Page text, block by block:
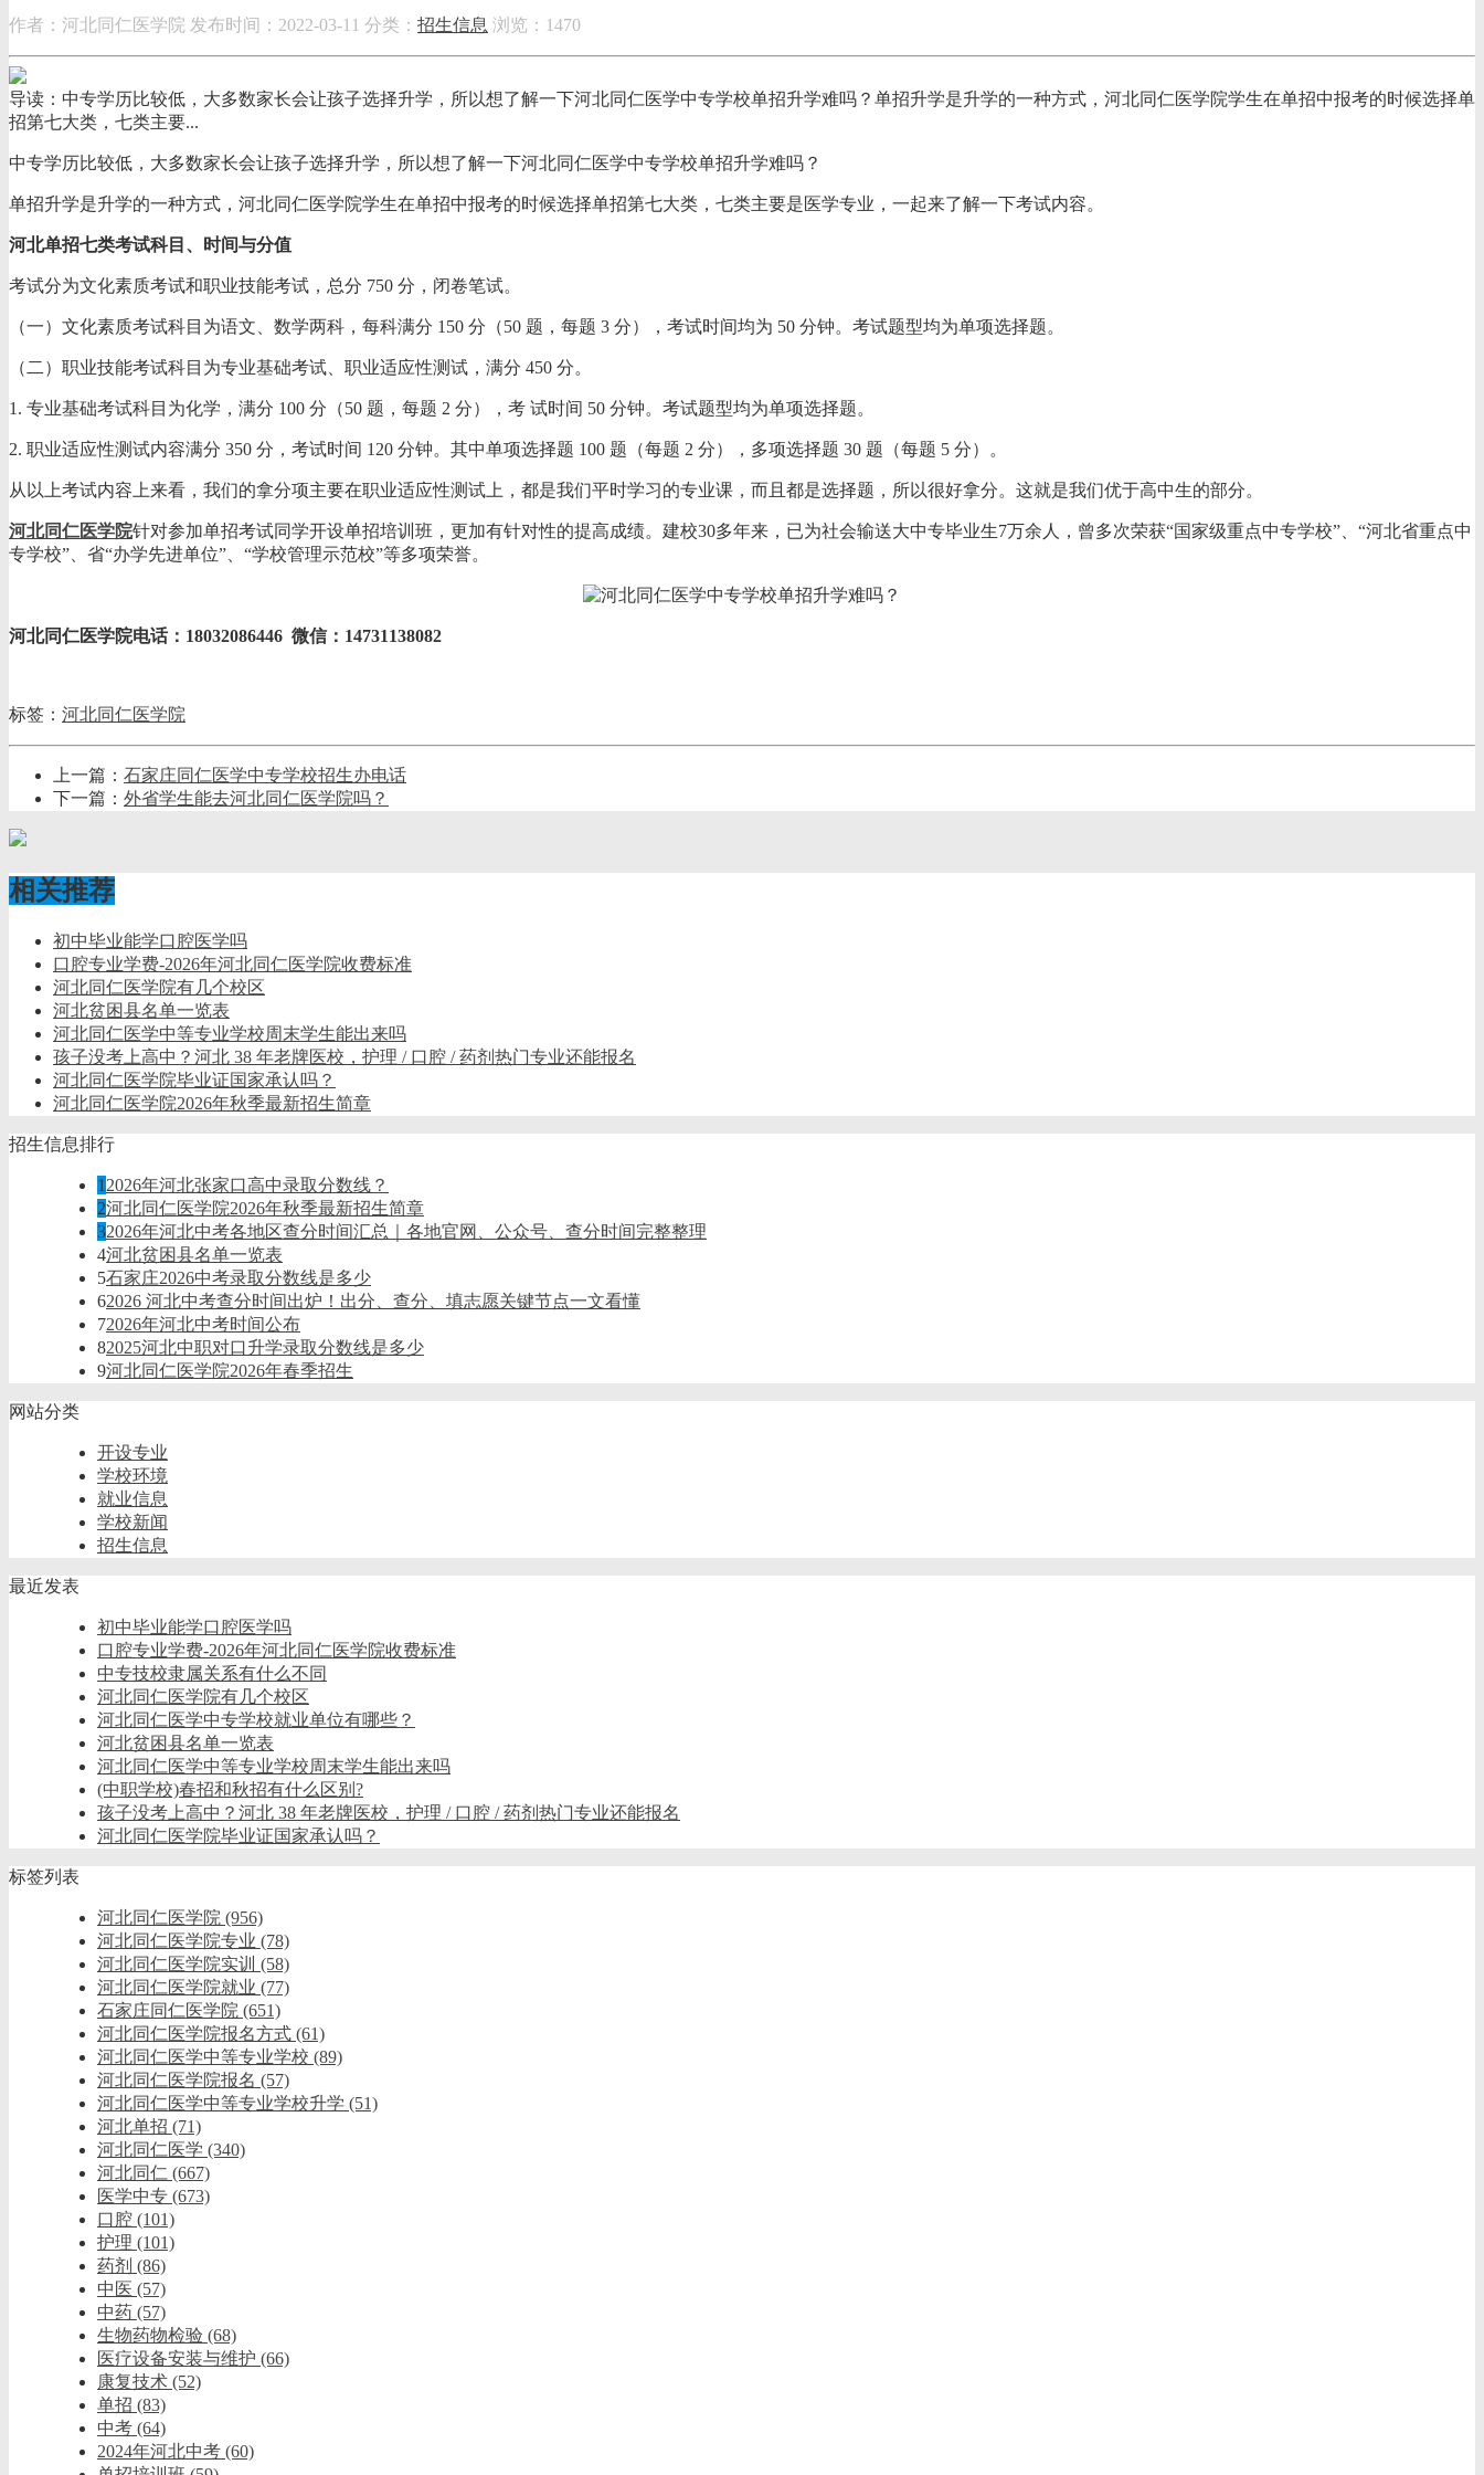
作者：河北同仁医学院 发布时间：2022-03-11 分类： 招生信息 浏览：1470
导读：中专学历比较低，大多数家长会让孩子选择升学，所以想了解一下河北同仁医学中专学校单招升学难吗？单招升学是升学的一种方式，河北同仁医学院学生在单招中报考的时候选择单
招第七大类，七类主要...
中专学历比较低，大多数家长会让孩子选择升学，所以想了解一下河北同仁医学中专学校单招升学难吗？
单招升学是升学的一种方式，河北同仁医学院学生在单招中报考的时候选择单招第七大类，七类主要是医学专业，一起来了解一下考试内容。
河北单招七类考试科目、时间与分值
考试分为文化素质考试和职业技能考试，总分 750 分，闭卷笔试。
（一）文化素质考试科目为语文、数学两科，每科满分 150 分（50 题，每题 3 分），考试时间均为 50 分钟。考试题型均为单项选择题。
（二）职业技能考试科目为专业基础考试、职业适应性测试，满分 450 分。
1. 专业基础考试科目为化学，满分 100 分（50 题，每题 2 分），考 试时间 50 分钟。考试题型均为单项选择题。
2. 职业适应性测试内容满分 350 分，考试时间 120 分钟。其中单项选择题 100 题（每题 2 分），多项选择题 30 题（每题 5 分）。
从以上考试内容上来看，我们的拿分项主要在职业适应性测试上，都是我们平时学习的专业课，而且都是选择题，所以很好拿分。这就是我们优于高中生的部分。
河北同仁医学院针对参加单招考试同学开设单招培训班，更加有针对性的提高成绩。建校30多年来，已为社会输送大中专毕业生7万余人，曾多次荣获“国家级重点中专学校”、“河北省重点中
专学校”、省“办学先进单位”、“学校管理示范校”等多项荣誉。
河北同仁医学院电话：18032086446 微信：14731138082
标签： 河北同仁医学院
上一篇： 石家庄同仁医学中专学校招生办电话
下一篇： 外省学生能去河北同仁医学院吗？
相关推荐
初中毕业能学口腔医学吗
口腔专业学费-2026年河北同仁医学院收费标准
河北同仁医学院有几个校区
河北贫困县名单一览表
河北同仁医学中等专业学校周末学生能出来吗
孩子没考上高中？河北 38 年老牌医校，护理 / 口腔 / 药剂热门专业还能报名
河北同仁医学院毕业证国家承认吗？
河北同仁医学院2026年秋季最新招生简章
招生信息排行
1 2026年河北张家口高中录取分数线？
2河北同仁医学院2026年秋季最新招生简章
32026年河北中考各地区查分时间汇总｜各地官网、公众号、查分时间完整整理
4河北贫困县名单一览表
5石家庄2026中考录取分数线是多少
62026 河北中考查分时间出炉！出分、查分、填志愿关键节点一文看懂
72026年河北中考时间公布
82025河北中职对口升学录取分数线是多少
9河北同仁医学院2026年春季招生
网站分类
开设专业
学校环境
就业信息
学校新闻
招生信息
最近发表
初中毕业能学口腔医学吗
口腔专业学费-2026年河北同仁医学院收费标准
中专技校隶属关系有什么不同
河北同仁医学院有几个校区
河北同仁医学中专学校就业单位有哪些？
河北贫困县名单一览表
河北同仁医学中等专业学校周末学生能出来吗
(中职学校)春招和秋招有什么区别?
孩子没考上高中？河北 38 年老牌医校，护理 / 口腔 / 药剂热门专业还能报名
河北同仁医学院毕业证国家承认吗？
标签列表
河北同仁医学院 (956)
河北同仁医学院专业 (78)
河北同仁医学院实训 (58)
河北同仁医学院就业 (77)
石家庄同仁医学院 (651)
河北同仁医学院报名方式 (61)
河北同仁医学中等专业学校 (89)
河北同仁医学院报名 (57)
河北同仁医学中等专业学校升学 (51)
河北单招 (71)
河北同仁医学 (340)
河北同仁 (667)
医学中专 (673)
口腔 (101)
护理 (101)
药剂 (86)
中医 (57)
中药 (57)
生物药物检验 (68)
医疗设备安装与维护 (66)
康复技术 (52)
单招 (83)
中考 (64)
2024年河北中考 (60)